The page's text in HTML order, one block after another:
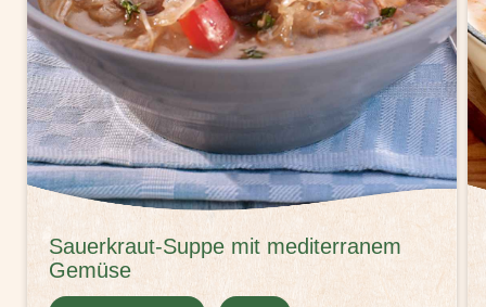
Sauerkraut-Suppe mit mediterranem
Gemüse